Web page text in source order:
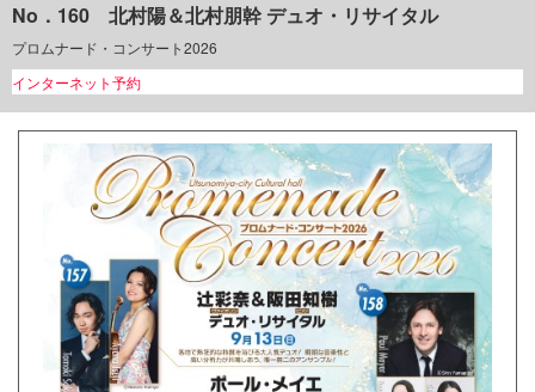
No．160 北村陽＆北村朋幹 デュオ・リサイタル
プロムナード・コンサート2026
インターネット予約